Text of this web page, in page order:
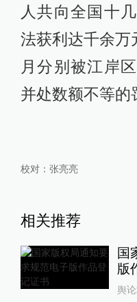
人共向全国十
法获利达千余万
月分别被江岸
并处数额不等的
校对： 张亮亮
相关推荐
国
版
舆